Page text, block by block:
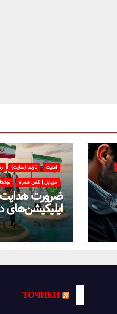
امنیت تارنما (سایت)
موبایل | تلفن همراه
ضرورت
اپلیکیشن‌های
سمت استفاده
بومی
ТОЧИКИ